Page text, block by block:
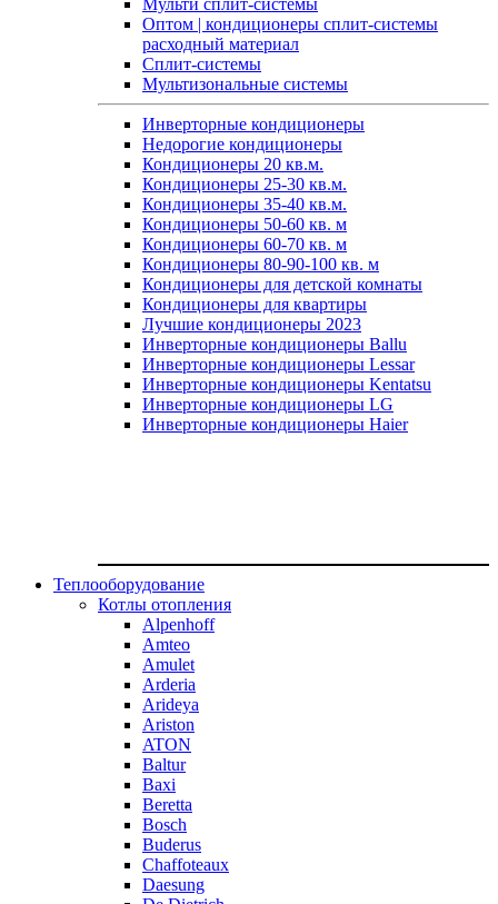
Мульти сплит-системы
Оптом | кондиционеры сплит-системы
расходный материал
Сплит-системы
Мультизональные системы
Инверторные кондиционеры
Недорогие кондиционеры
Кондиционеры 20 кв.м.
Кондиционеры 25-30 кв.м.
Кондиционеры 35-40 кв.м.
Кондиционеры 50-60 кв. м
Кондиционеры 60-70 кв. м
Кондиционеры 80-90-100 кв. м
Кондиционеры для детской комнаты
Кондиционеры для квартиры
Лучшие кондиционеры 2023
Инверторные кондиционеры Ballu
Инверторные кондиционеры Lessar
Инверторные кондиционеры Kentatsu
Инверторные кондиционеры LG
Инверторные кондиционеры Haier
Теплооборудование
Котлы отопления
Alpenhoff
Amteo
Amulet
Arderia
Arideya
Ariston
ATON
Baltur
Baxi
Beretta
Bosch
Buderus
Chaffoteaux
Daesung